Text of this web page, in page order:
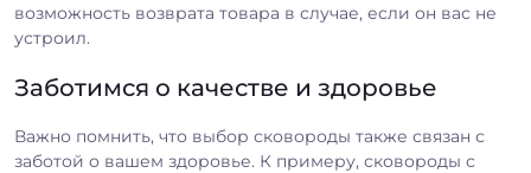
возможность возврата товара в случае, если он вас не
устроил.
Заботимся о качестве и здоровье
Важно помнить, что выбор сковороды также связан с
заботой о вашем здоровье. К примеру, сковороды с